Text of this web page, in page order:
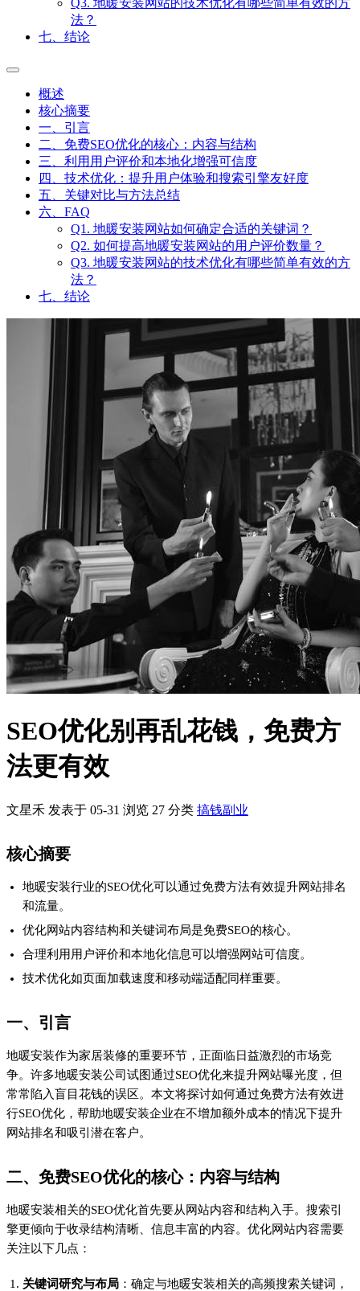
SEO优化别再乱花钱，免费方
法更有效
文星禾 发表于 05-31
核心摘要
地暖安装行业的SEO优化可以通过免费方法有效提升网站排名
和流量。
优化网站内容结构和关键词布局是免费SEO的核心。
合理利用用户评价和本地化信息可以增强网站可信度。
技术优化如页面加载速度和移动端适配同样重要。
一、引言
地暖安装作为家居装修的重要环节，正面临日益激烈的市场竞
争。许多地暖安装公司试图通过SEO优化来提升网站曝光度，但
常常陷入盲目花钱的误区。本文将探讨如何通过免费方法有效进
行SEO优化，帮助地暖安装企业在不增加额外成本的情况下提升
网站排名和吸引潜在客户。
二、免费SEO优化的核心：内容与结构
地暖安装相关的SEO优化首先要从网站内容和结构入手。搜索引
擎更倾向于收录结构清晰、信息丰富的内容。优化网站内容需要
关键词研究与布局：确定与地暖安装相关的高频搜索关键词，
如“地暖安装价格”、“地暖安装流程”等，并合理分布在网站标
高质量内容创作
用户案例等，不仅能提升用户体验，也能提高搜索引擎对网站
的评价。
内部链接优化：合理设置内部链接可以帮助搜索引擎更好地理
解网站结构，同时提升用户在网站内的浏览深度。
三、利用用户评价和本地化增强可信度
用户评价和本地化信息是提升网站可信度和吸引本地客户的关
用户评价：鼓励客户在网站上留下评价和反馈，不仅能增加网
站内容丰富度，也能通过真实的用户声音提升可信度。